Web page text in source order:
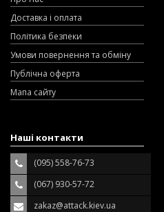
Доставка і оплата
Політика безпеки
Умови повернення та обміну
Публічна оферта
Мапа сайту
Наші контакти
(095) 558-76-73
(067) 930-57-72
zakaz@attack.kiev.ua